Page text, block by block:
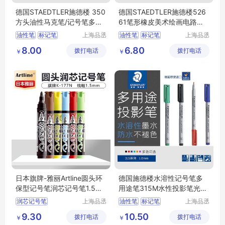
德国STAEDTLER施德楼 350
方头油性马克笔/记号笔多色
2.0-5.0mm
油性笔 标记笔
上海品丞
公司
￥ 8.00 拨打电话
德国STAEDTLER施德楼526
61笔形橡皮美术绘画电路板
除锈擦墨水
油性笔 标记笔
上海品丞
公司
￥ 6.80 拨打电话
日本旗牌-雅丽Artline圆头环
保型记号笔润芯记号笔1.5m
m K-177N
润芯记号笔
环保型记号笔
上海品丞
公司
￥ 9.30 拨打电话
德国施德楼水溶性记号笔多
用途笔315M水性投影笔光盘
胶片
油性笔 标记笔
上海品丞
公司
￥ 10.50 拨打电话